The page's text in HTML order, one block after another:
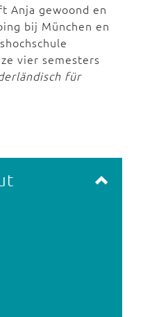
Anja gewoond en
bij München en
vier semesters
für